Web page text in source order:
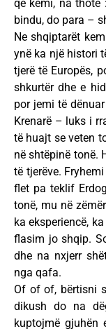
që kemi, na
bindu, do para –
Ne shqiptarët
ynë ka një histori
tjerë të Europës,
shkurtër dhe e
por jemi të
Krenarë – luks i
të huajt se veten
në shtëpinë tonë.
të tjerëve.
flet pa teklif
tonë, mu në
ka eksperiencë,
flasim jo shqip.
dhe na nxjerr
nga qafa.
Of of of, bërtisni
dikush do na
kuptojmë gjuhën